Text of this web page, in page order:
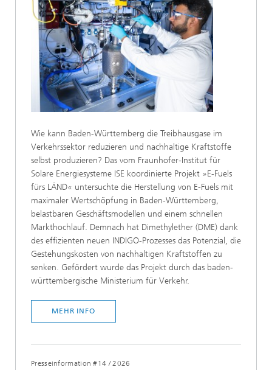
Wie kann Baden-Württemberg die Treibhausgase im
Verkehrssektor reduzieren und nachhaltige Kraftstoffe
selbst produzieren? Das vom Fraunhofer-Institut für
Solare Energiesysteme ISE koordinierte Projekt »E-Fuels
fürs LÄND« untersuchte die Herstellung von E-Fuels mit
maximaler Wertschöpfung in Baden-Württemberg,
belastbaren Geschäftsmodellen und einem schnellen
Markthochlauf. Demnach hat Dimethylether (DME) dank
des effizienten neuen INDIGO-Prozesses das Potenzial, die
Gestehungskosten von nachhaltigen Kraftstoffen zu
senken. Gefördert wurde das Projekt durch das baden-
württembergische Ministerium für Verkehr.
MEHR INFO
Presseinformation #14 /2026